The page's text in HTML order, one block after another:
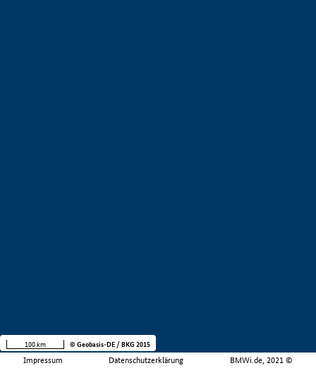
Impressum Datenschutzerklärung BMWi.de, 2021 ©
100 km © Geobasis-DE / BKG 2015